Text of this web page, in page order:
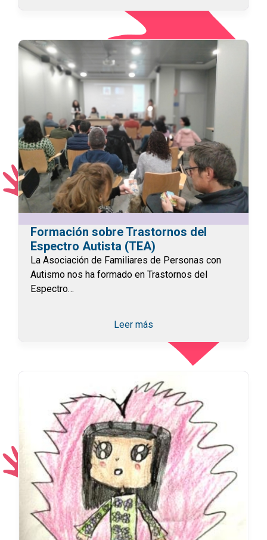
Formación sobre Trastornos del
Espectro Autista (TEA)
La Asociación de Familiares de Personas con
Autismo nos ha formado en Trastornos del
Espectro…
Leer más